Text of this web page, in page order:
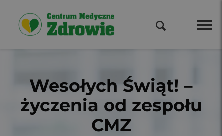
Wesołych Świąt! –
życzenia od zespołu
CMZ